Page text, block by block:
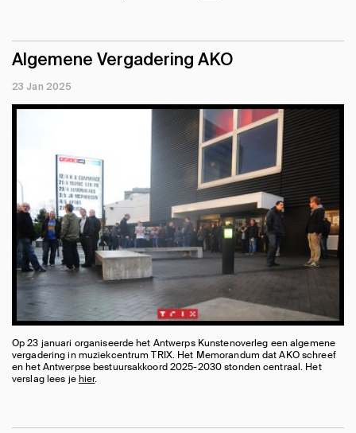
Algemene Vergadering AKO
23 Jan 2025
Op 23 januari organiseerde het Antwerps Kunstenoverleg een algemene
vergadering in muziekcentrum TRIX. Het Memorandum dat AKO schreef
en het Antwerpse bestuursakkoord 2025-2030 stonden centraal. Het
verslag lees jehier.